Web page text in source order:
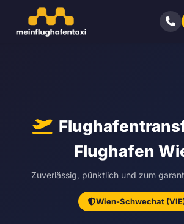
Flughafen
Zuverlässig, pünktlich und zum
Wien-Schwechat